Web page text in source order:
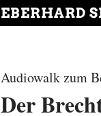
EBERHARD
Audiowalk zum
Der